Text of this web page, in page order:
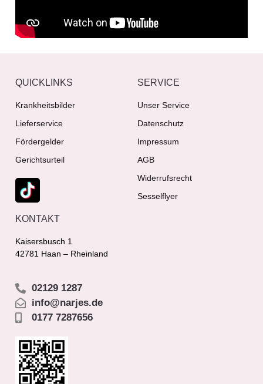
QUICKLINKS
Krankheitsbilder
Lieferservice
Fördergelder
Gerichtsurteil
SERVICE
Unser Service
Datenschutz
Impressum
AGB
Widerrufsrecht
Sesselflyer
KONTAKT
Kaisersbusch 1
42781 Haan – Rheinland
02129 1287
info@narjes.de
0177 7287656